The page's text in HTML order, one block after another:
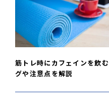
筋トレ時にカフェインを飲
グや注意点を解説